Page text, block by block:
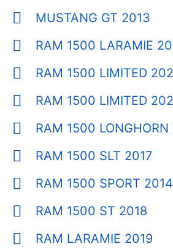
MUSTANG GT 2013
RAM 1500 LARAMIE
RAM 1500 LIMITED
RAM 1500 LIMITED
RAM 1500 LONGHORN
RAM 1500 SLT 2017
RAM 1500 SPORT 2014
RAM 1500 ST 2018
RAM LARAMIE 2019